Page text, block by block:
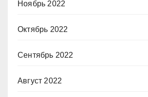
Ноябрь 2022
Октябрь 2022
Сентябрь 2022
Август 2022